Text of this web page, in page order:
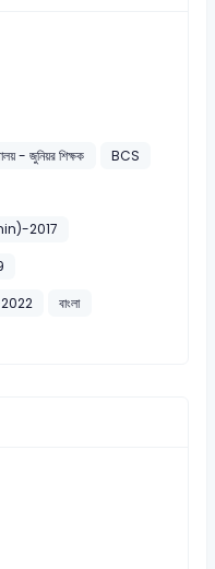
- জুনিয়র শিক্ষক
BCS
2017
বাংলা